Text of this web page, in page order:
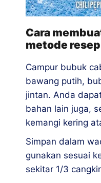
Cara
metode resep
Campur bubuk
bawang putih,
jintan. Anda
bahan lain juga,
kemangi kering
Simpan dalam
gunakan sesuai
sekitar 1/3